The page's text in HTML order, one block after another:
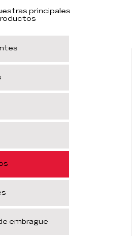
principales
embrague